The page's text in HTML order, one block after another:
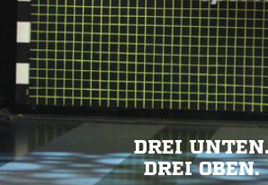
DREI UNTEN.
DREI OBEN.